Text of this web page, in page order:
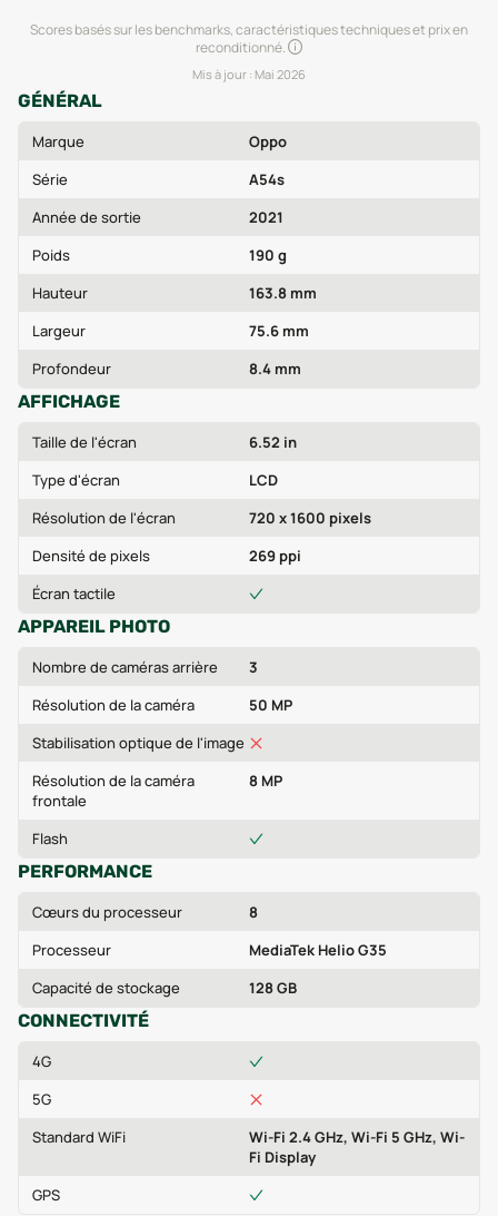
Scores basés sur les benchmarks, caractéristiques techniques et prix en
reconditionné.
Mis à jour : Mai 2026
GÉNÉRAL
Marque
Oppo
Série
A54s
Année de sortie
2021
Poids
190 g
Hauteur
163.8 mm
Largeur
75.6 mm
Profondeur
8.4 mm
AFFICHAGE
Taille de l'écran
6.52 in
Type d'écran
LCD
Résolution de l'écran
720 x 1600 pixels
Densité de pixels
269 ppi
Écran tactile
APPAREIL PHOTO
Nombre de caméras arrière
3
Résolution de la caméra
50 MP
Stabilisation optique de l'image
Résolution de la caméra
frontale
8 MP
Flash
PERFORMANCE
Cœurs du processeur
8
Processeur
MediaTek Helio G35
Capacité de stockage
128 GB
CONNECTIVITÉ
4G
5G
Standard WiFi
Wi-Fi 2.4 GHz, Wi-Fi 5 GHz, Wi-
Fi Display
GPS